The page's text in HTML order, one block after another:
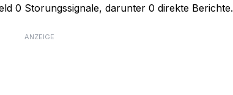
0 Storungssignale, darunter 0 direkte Berichte.
ANZEIGE